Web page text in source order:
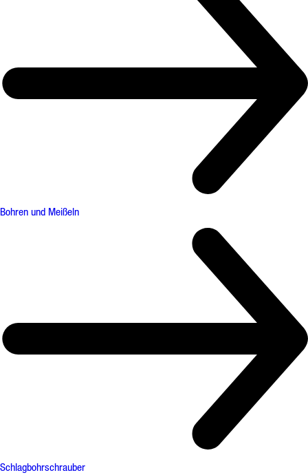
Bohren und Meißeln
Schlagbohrschrauber